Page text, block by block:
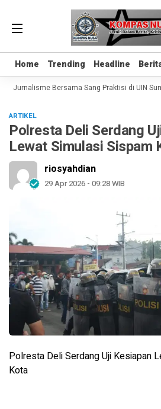
Home Trending Headline
Home Trending Headline
Jurnalisme Bersama Sang Praktisi di UIN
ARTIKEL
Polresta Deli Serdang
Lewat Simulasi Sispam
riosyahdian
29 Apr 2026 - 09:28 WIB
Polresta Deli Serdang Uji Kesiapan
Kota